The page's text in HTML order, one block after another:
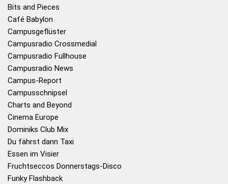
Bits and Pieces
Café Babylon
Campusgeflüster
Campusradio Crossmedial
Campusradio Fullhouse
Campusradio News
Campus-Report
Campusschnipsel
Charts and Beyond
Cinema Europe
Dominiks Club Mix
Du fährst dann Taxi
Essen im Visier
Fruchtseccos Donnerstags-Disco
Funky Flashback